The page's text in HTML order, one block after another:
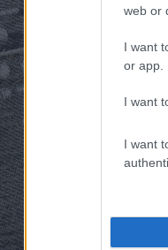
web or
I want
or app.
I want
I want